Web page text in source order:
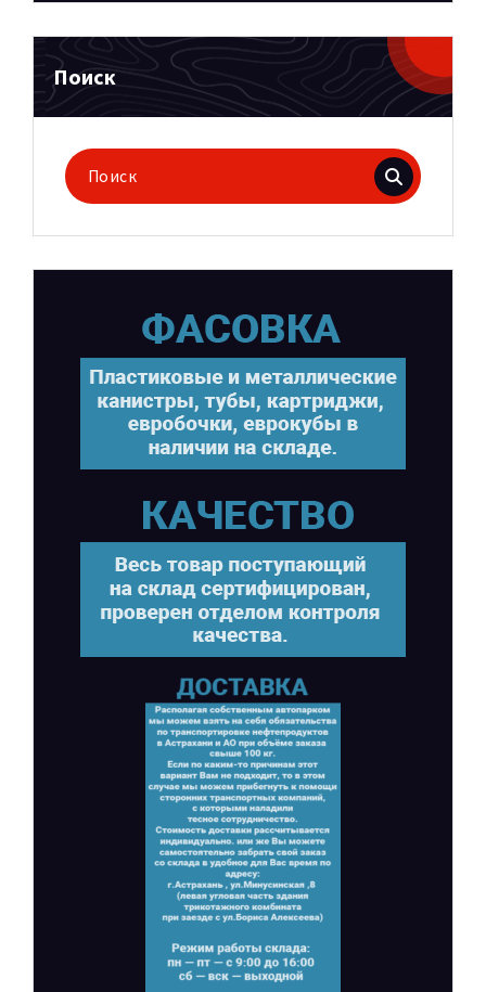
Поиск
Поиск
для: